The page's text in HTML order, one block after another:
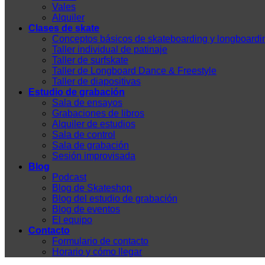
Vales
Alquiler
Clases de skate
Conceptos básicos de skateboarding y
Taller individual de patinaje
Taller de surfskate
Taller de Longboard Dance & Freestyle
Taller de diapositivas
Estudio de grabación
Sala de ensayos
Grabaciones de libros
Alquiler de estudios
Sala de control
Sala de grabación
Sesión improvisada
Blog
Podcast
Blog de Skateshop
Blog del estudio de grabación
Blog de eventos
El equipo
Contacto
Formulario de contacto
Horario y cómo llegar